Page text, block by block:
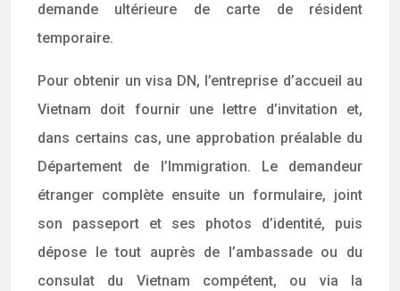
demande ultérieure de carte de résident
temporaire.
Pour obtenir un visa DN, l’entreprise d’accueil au
Vietnam doit fournir une lettre d’invitation et,
dans certains cas, une approbation préalable du
Département de l’Immigration. Le demandeur
étranger complète ensuite un formulaire, joint
son passeport et ses photos d’identité, puis
dépose le tout auprès de l’ambassade ou du
consulat du Vietnam compétent, ou via la